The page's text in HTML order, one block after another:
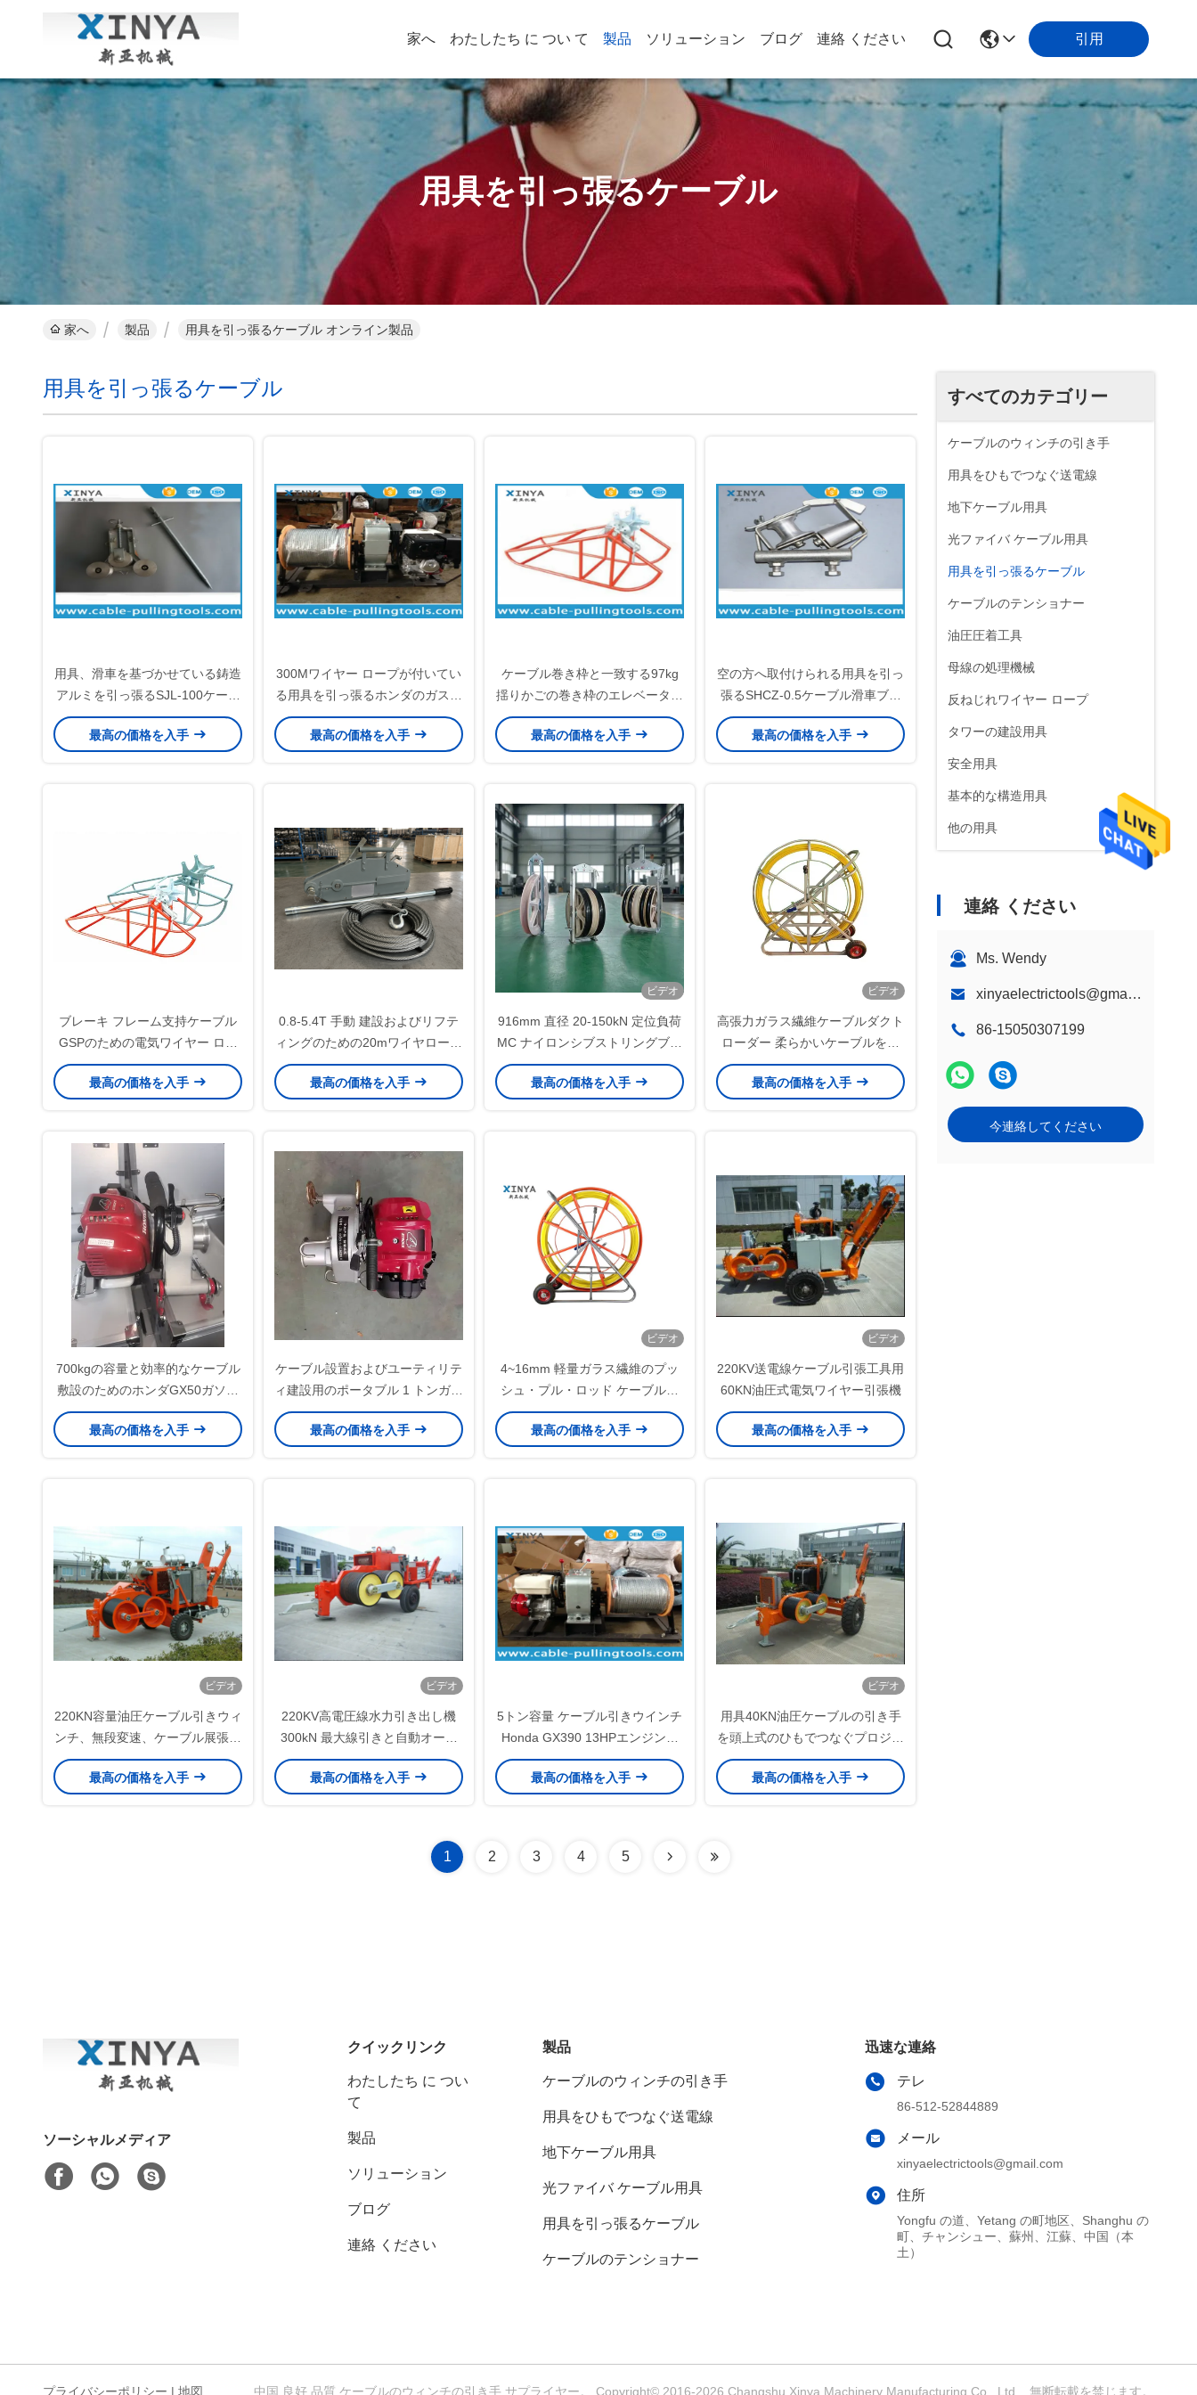
家へ わたしたち に つい て 製品 ソリューション ブログ 連絡 ください 引用
用具を引っ張るケーブル
家へ 製品 用具を引っ張るケーブル オンライン製品
すべてのカテゴリー
ケーブルのウィンチの引き手
用具をひもでつなぐ送電線
地下ケーブル用具
光ファイバ ケーブル用具
用具を引っ張るケーブル
ケーブルのテンショナー
油圧圧着工具
母線の処理機械
反ねじれワイヤー ロープ
タワーの建設用具
安全用具
基本的な構造用具
他の用具
連絡 ください
Ms. Wendy
xinyaelectrictools@gmail.com
86-15050307199
今連絡してください
用具を引っ張るケーブル
用具、滑車を基づかせている鋳造
アルミを引っ張るSJL-100ケーブ
ル
最高の価格を入手
300Mワイヤー ロープが付いてい
る用具を引っ張るホンダのガスエ
ンジンの動力を与えられたウィン
チ ケーブル
最高の価格を入手
ケーブル巻き枠と一致する97kg
揺りかごの巻き枠のエレベーター
の試験ワイヤ リールの立場
最高の価格を入手
空の方へ取付けられる用具を引っ
張るSHCZ-0.5ケーブル滑車ブロ
ックをひもでつなぎます
最高の価格を入手
ブレーキ フレーム支持ケーブル
GSPのための電気ワイヤー ロー
プの巻き枠の立場
最高の価格を入手
0.8-5.4T 手動 建設およびリフテ
ィングのための20mワイヤロープ
を持つTirforケーブル引き取りウ
ィンチ
最高の価格を入手
ビデオ
916mm 直径 20-150kN 定位負荷
MC ナイロンシブストリングブロ
ックと電源ラインの設置のための
ケーブル引くブロック
最高の価格を入手
ビデオ
高張力ガラス繊維ケーブルダクト
ローダー 柔らかいケーブルを引
っ張るための滑らかな保護コーテ
ィング
最高の価格を入手
700kgの容量と効率的なケーブル
敷設のためのホンダGX50ガソリ
ンエンジンを持つポータブルケー
ブルフィッダー
最高の価格を入手
ケーブル設置およびユーティリテ
ィ建設用のポータブル 1 トンガス
動力牽引ウインチマシン
最高の価格を入手
ビデオ
4~16mm 軽量ガラス繊維のプッ
シュ・プル・ロッド ケーブル設
置用の柔軟性のある繊維蛇管ロッ
ド
最高の価格を入手
ビデオ
220KV送電線ケーブル引張工具用
60KN油圧式電気ワイヤー引張機
最高の価格を入手
ビデオ
220KN容量油圧ケーブル引きウィ
ンチ、無段変速、ケーブル展張機
用自動過牽引保護
最高の価格を入手
ビデオ
220KV高電圧線水力引き出し機
300kN 最大線引きと自動オーバ
ープールの保護
最高の価格を入手
5トン容量 ケーブル引きウインチ
Honda GX390 13HPエンジン搭
載 ヘビーデューティースチール
フレーム
最高の価格を入手
ビデオ
用具40KN油圧ケーブルの引き手
を頭上式のひもでつなぐプロジェ
クトの間に引っ張ることをケーブ
ルで通信して下さい
最高の価格を入手
1 2 3 4 5
ソーシャルメディア
クイックリンク
わたしたち に つい
て
製品
ソリューション
ブログ
連絡 ください
製品
ケーブルのウィンチの引き手
用具をひもでつなぐ送電線
地下ケーブル用具
光ファイバ ケーブル用具
用具を引っ張るケーブル
ケーブルのテンショナー
迅速な連絡
テレ
86-512-52844889
メール
xinyaelectrictools@gmail.com
住所
Yongfu の道、Yetang の町地区、Shanghu の
町、チャンシュー、蘇州、江蘇、中国（本
土）
プライバシーポリシー | 地図 中国 良好 品質 ケーブルのウィンチの引き手 サプライヤー。 Copyright© 2016-2026 Changshu Xinya Machinery Manufacturing Co., Ltd. . 無断転載を禁じます。